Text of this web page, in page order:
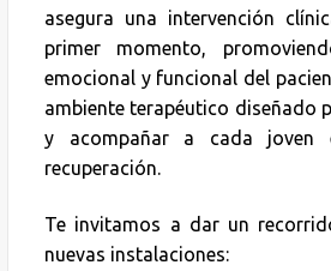
asegura una intervención
primer momento,
emocional y funcional del
ambiente terapéutico diseñado
y acompañar a cada joven
recuperación.
Te invitamos a dar un
nuevas instalaciones: